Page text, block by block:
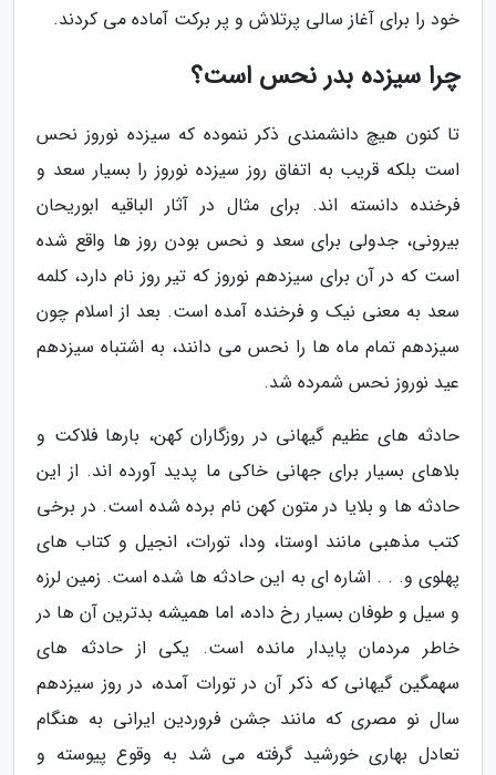
خود را برای آغاز سالی پرتلاش و پر برکت آماده می کردند.
چرا سیزده بدر نحس است؟
تا کنون هیچ دانشمندی ذکر ننموده که سیزده نوروز نحس
است بلکه قریب به اتفاق روز سیزده نوروز را بسیار سعد و
فرخنده دانسته اند. برای مثال در آثار الباقیه ابوریحان
بیرونی، جدولی برای سعد و نحس بودن روز ها واقع شده
است که در آن برای سیزدهم نوروز که تیر روز نام دارد، کلمه
سعد به معنی نیک و فرخنده آمده است. بعد از اسلام چون
سیزدهم تمام ماه ها را نحس می دانند، به اشتباه سیزدهم
عید نوروز نحس شمرده شد.
حادثه های عظیم گیهانی در روزگاران کهن، بارها فلاکت و
بلاهای بسیار برای جهانی خاکی ما پدید آورده اند. از این
حادثه ها و بلایا در متون کهن نام برده شده است. در برخی
کتب مذهبی مانند اوستا، ودا، تورات، انجیل و کتاب های
پهلوی و. . . اشاره ای به این حادثه ها شده است. زمین لرزه
و سیل و طوفان بسیار رخ داده، اما همیشه بدترین آن ها در
خاطر مردمان پایدار مانده است. یکی از حادثه های
سهمگین گیهانی که ذکر آن در تورات آمده، در روز سیزدهم
سال نو مصری که مانند جشن فروردین ایرانی به هنگام
تعادل بهاری خورشید گرفته می شد به وقوع پیوسته و